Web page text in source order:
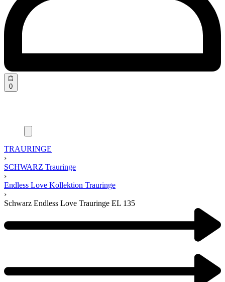
0
TRAURINGE
›
SCHWARZ Trauringe
›
Endless Love Kollektion Trauringe
›
Schwarz Endless Love Trauringe EL 135
navigation